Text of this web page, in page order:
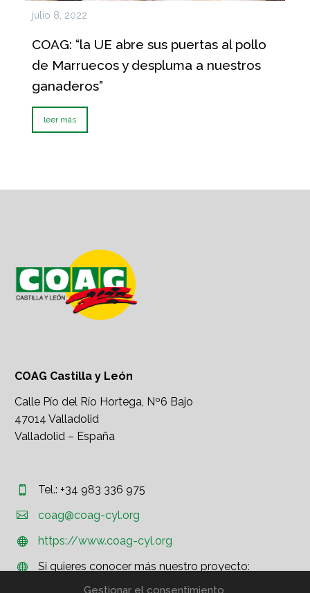
Gestionar el consentimiento
julio 8, 2022
COAG: “la UE abre sus puertas al pollo
de Marruecos y despluma a nuestros
ganaderos”
leer más
COAG Castilla y León
Calle Pío del Río Hortega, Nº6 Bajo
47014 Valladolid
Valladolid – España

 Tel.: +34 983 336 975

 coag@coag-cyl.org

 https://www.coag-cyl.org


Si quieres conocer más nuestro proyecto:
http://www.coag.org